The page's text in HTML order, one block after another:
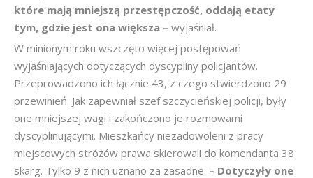
które mają mniejszą przestępczość, oddają etaty
tym, gdzie jest ona większa – wyjaśniał.
W minionym roku wszczęto więcej postępowań
wyjaśniających dotyczących dyscypliny policjantów.
Przeprowadzono ich łącznie 43, z czego stwierdzono 29
przewinień. Jak zapewniał szef szczycieńskiej policji, były
one mniejszej wagi i zakończono je rozmowami
dyscyplinującymi. Mieszkańcy niezadowoleni z pracy
miejscowych stróżów prawa skierowali do komendanta 38
skarg. Tylko 9 z nich uznano za zasadne. – Dotyczyły one